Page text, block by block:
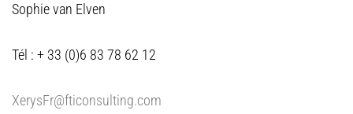
Sophie van Elven
Tél : + 33 (0)6 83 78 62 12
XerysFr@fticonsulting.com